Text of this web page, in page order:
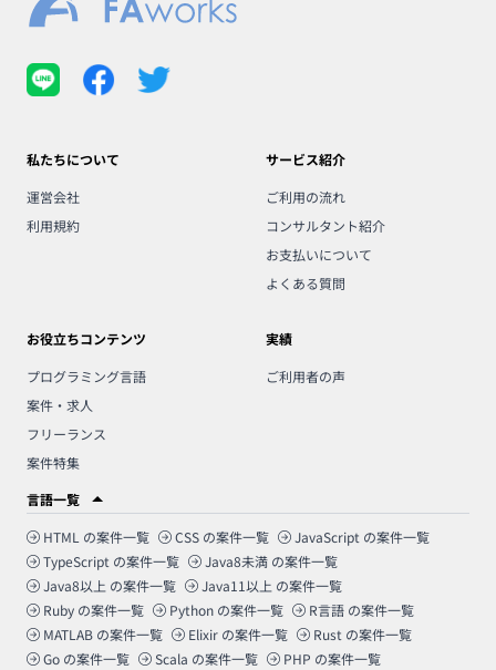
私たちについて
運営会社
利用規約
サービス紹介
ご利用の流れ
コンサルタント紹介
お支払いについて
よくある質問
お役立ちコンテンツ
プログラミング言語
案件・求人
フリーランス
案件特集
実績
ご利用者の声
言語一覧
HTML の案件一覧 CSS の案件一覧 JavaScript の案件一覧
TypeScript の案件一覧 Java8未満 の案件一覧
Java8以上 の案件一覧 Java11以上 の案件一覧
Ruby の案件一覧 Python の案件一覧 R言語 の案件一覧
MATLAB の案件一覧 Elixir の案件一覧 Rust の案件一覧
Go の案件一覧 Scala の案件一覧 PHP の案件一覧